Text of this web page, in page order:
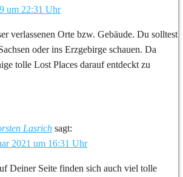
um 22:31 Uhr
verlassenen Orte bzw. Gebäude. Du solltest
oder ins Erzgebirge schauen. Da
tolle Lost Places darauf entdeckt zu
Lasrich sagt:
2021 um 16:31 Uhr
Deiner Seite finden sich auch viel tolle